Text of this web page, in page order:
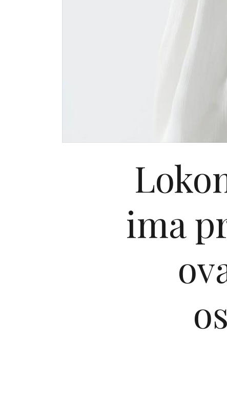
ima